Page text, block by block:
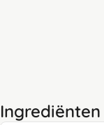
Ingrediënten